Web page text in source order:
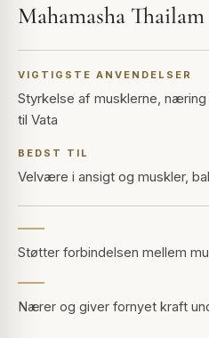
Mahamasha Thailam
VIGTIGSTE ANVENDELSER
Styrkelse af musklerne,
til Vata
BEDST TIL
Velvære i ansigt og muskler,
Støtter forbindelsen mellem
Nærer og giver fornyet kraft